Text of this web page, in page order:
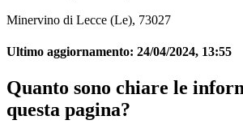
Minervino di Lecce (Le), 73027
Ultimo aggiornamento: 24/04/2024, 13:55
Quanto sono chiare le
questa pagina?